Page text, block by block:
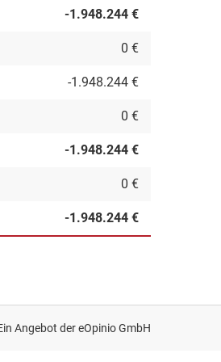
-1.948.244 €
0 €
-1.948.244 €
0 €
-1.948.244 €
0 €
-1.948.244 €
Angebot dereOpinio GmbH